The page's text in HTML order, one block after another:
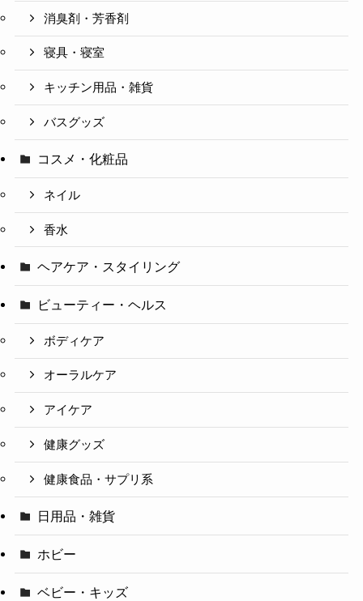
消臭剤・芳香剤
寝具・寝室
キッチン用品・雑貨
バスグッズ
コスメ・化粧品
ネイル
香水
ヘアケア・スタイリング
ビューティー・ヘルス
ボディケア
オーラルケア
アイケア
健康グッズ
健康食品・サプリ系
日用品・雑貨
ホビー
ベビー・キッズ